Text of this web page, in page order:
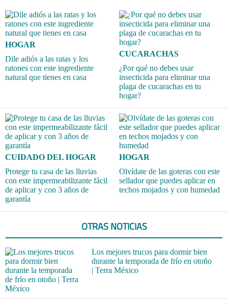
HOGAR
Dile adiós a las ratas y los
ratones con este ingrediente
natural que tienes en casa
CUCARACHAS
¿Por qué no debes usar
insecticida para eliminar una
plaga de cucarachas en tu
hogar?
CUIDADO DEL HOGAR
Protege tu casa de las lluvias
con este impermeabilizante fácil
de aplicar y con 3 años de
garantía
HOGAR
Olvídate de las goteras con este
sellador que puedes aplicar en
techos mojados y con humedad
OTRAS NOTICIAS
Los mejores trucos para dormir bien
durante la temporada de frío en otoño
| Terra México